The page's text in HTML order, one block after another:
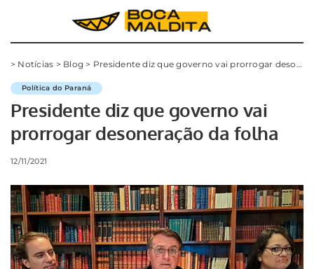
> Notícias > Blog > Presidente diz que governo vai prorrogar desoneração da folha
Política do Paraná
Presidente diz que governo vai
prorrogar desoneração da folha
12/11/2021